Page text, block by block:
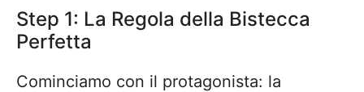
Step 1: La Regola della Bistecca
Perfetta
Cominciamo con il protagonista: la